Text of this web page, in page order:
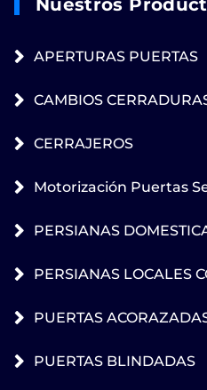
Nuestros
APERTURAS PUERTAS
CAMBIOS
CERRAJEROS
Motorización Puertas
PERSIANAS
PERSIANAS LOCALES
PUERTAS
PUERTAS BLINDADAS